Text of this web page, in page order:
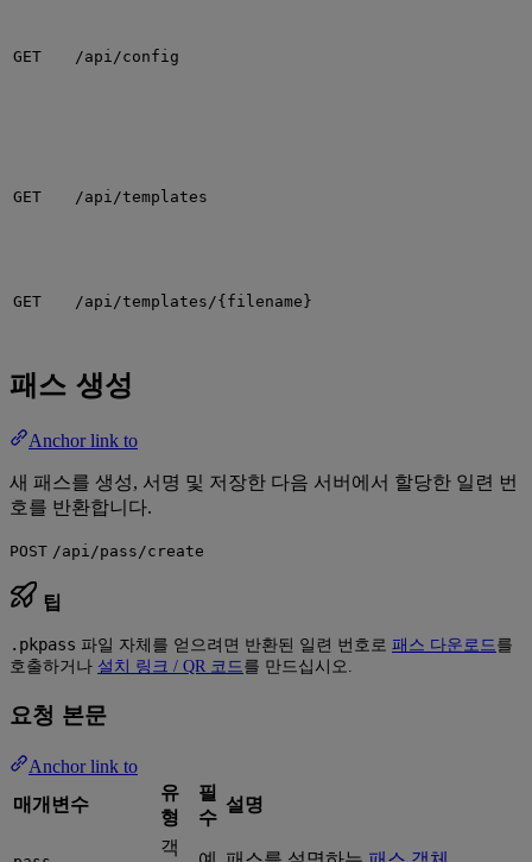
GET /api/config
GET /api/templates
GET /api/templates/{filename}
패스 생성
Anchor link to
새 패스를 생성, 서명 및 저장한 다음 서버에서 할당한 일련 번
호를 반환합니다.
POST /api/pass/create
팁
.pkpass 파일 자체를 얻으려면 반환된 일련 번호로 패스 다운로드를
호출하거나 설치 링크 / QR 코드를 만드십시오.
요청 본문
Anchor link to
매개변수
유
형
필
수
설명
객